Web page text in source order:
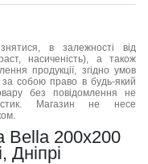
в залежності від
насиченість), а також
продукції, згідно умов
собою право в будь-який
без повідомлення не
Магазин не несе
Bella 200x200
Дніпрі